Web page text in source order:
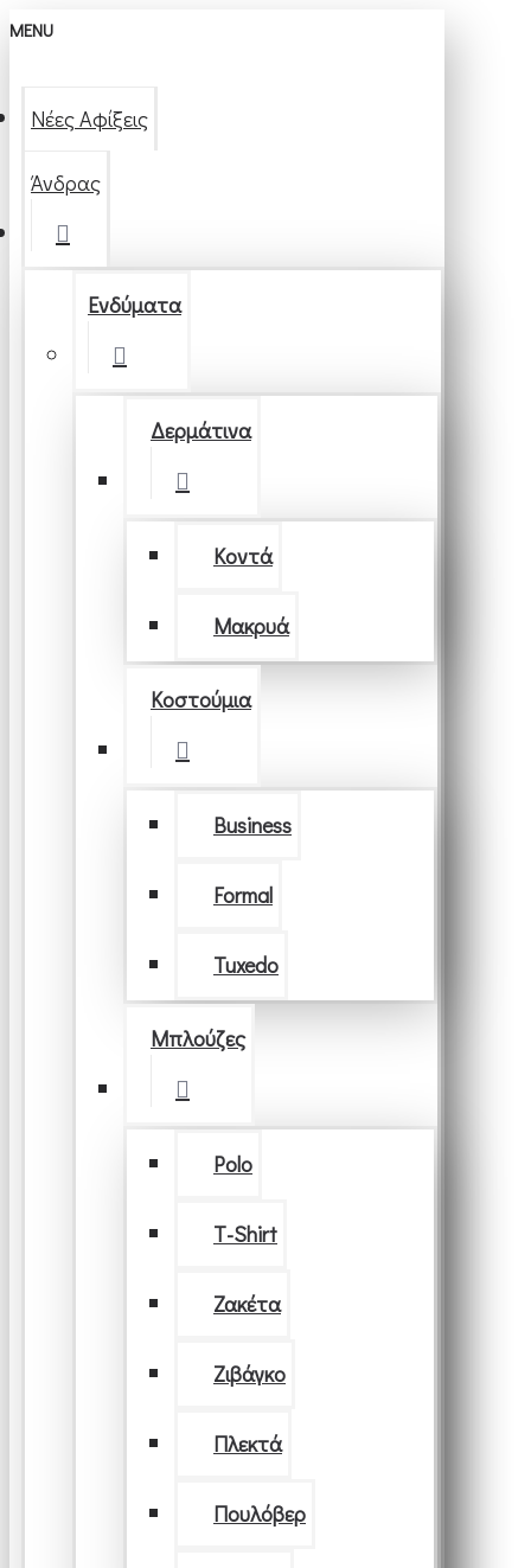
MENU
Νέες Αφίξεις
Άνδρας
Ενδύματα
Δερμάτινα
Κοντά
Μακρυά
Κοστούμια
Business
Formal
Tuxedo
Μπλούζες
Polo
T-Shirt
Ζακέτα
Ζιβάγκο
Πλεκτά
Πουλόβερ